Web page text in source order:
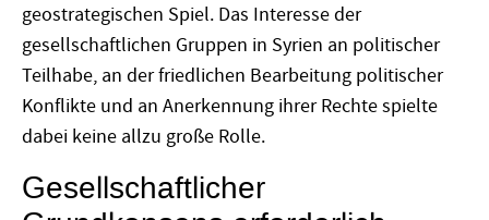
geostrategischen Spiel. Das Interesse der
gesellschaftlichen Gruppen in Syrien an politischer
Teilhabe, an der friedlichen Bearbeitung politischer
Konflikte und an Anerkennung ihrer Rechte spielte
dabei keine allzu große Rolle.
Gesellschaftlicher